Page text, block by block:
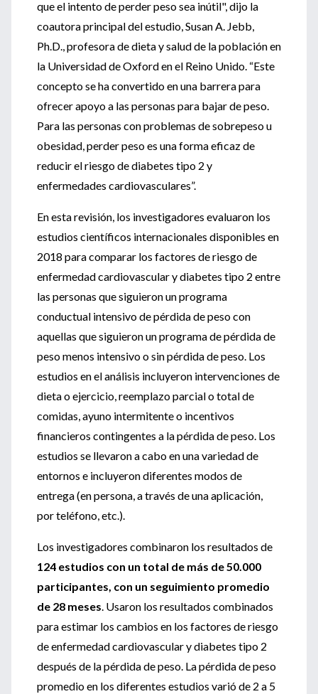
que el intento de perder peso sea inútil", dijo la
coautora principal del estudio, Susan A. Jebb,
Ph.D., profesora de dieta y salud de la población en
la Universidad de Oxford en el Reino Unido. “Este
concepto se ha convertido en una barrera para
ofrecer apoyo a las personas para bajar de peso.
Para las personas con problemas de sobrepeso u
obesidad, perder peso es una forma eficaz de
reducir el riesgo de diabetes tipo 2 y
enfermedades cardiovasculares”.
En esta revisión, los investigadores evaluaron los
estudios científicos internacionales disponibles en
2018 para comparar los factores de riesgo de
enfermedad cardiovascular y diabetes tipo 2 entre
las personas que siguieron un programa
conductual intensivo de pérdida de peso con
aquellas que siguieron un programa de pérdida de
peso menos intensivo o sin pérdida de peso. Los
estudios en el análisis incluyeron intervenciones de
dieta o ejercicio, reemplazo parcial o total de
comidas, ayuno intermitente o incentivos
financieros contingentes a la pérdida de peso. Los
estudios se llevaron a cabo en una variedad de
entornos e incluyeron diferentes modos de
entrega (en persona, a través de una aplicación,
por teléfono, etc.).
Los investigadores combinaron los resultados de
124 estudios con un total de más de 50.000
participantes, con un seguimiento promedio
de 28 meses. Usaron los resultados combinados
para estimar los cambios en los factores de riesgo
de enfermedad cardiovascular y diabetes tipo 2
después de la pérdida de peso. La pérdida de peso
promedio en los diferentes estudios varió de 2 a 5